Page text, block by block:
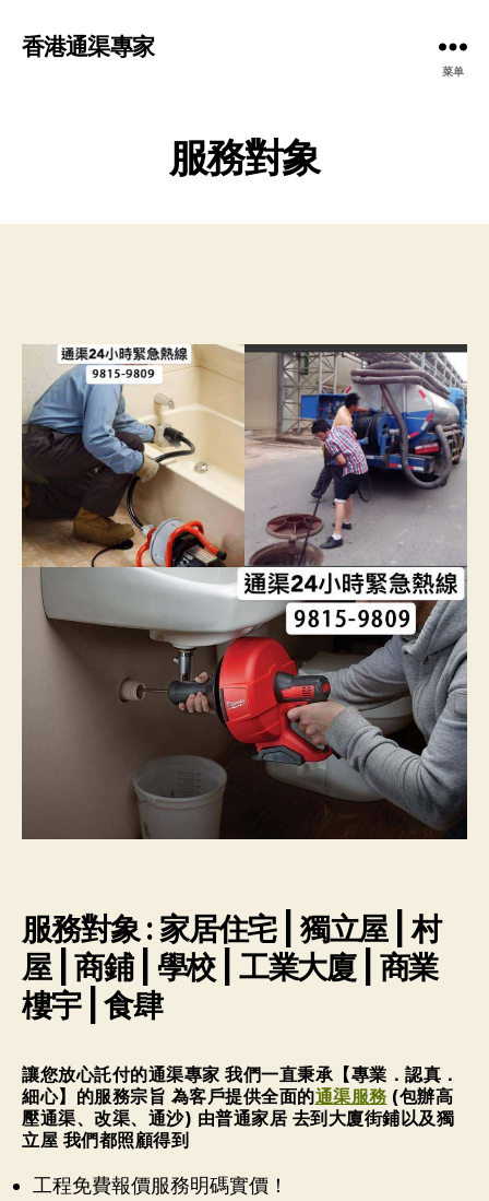
香港通渠專家
菜单
服務對象
服務對象 : 家居住宅 | 獨立屋 | 村
屋 | 商鋪 | 學校 | 工業大廈 | 商業
樓宇 | 食肆
讓您放心託付的通渠專家 我們一直秉承【專業．認真．
細心】的服務宗旨 為客戶提供全面的通渠服務 (包辦高
壓通渠、改渠、通沙) 由普通家居 去到大廈街鋪以及獨
立屋 我們都照顧得到
工程免費報價服務明碼實價！